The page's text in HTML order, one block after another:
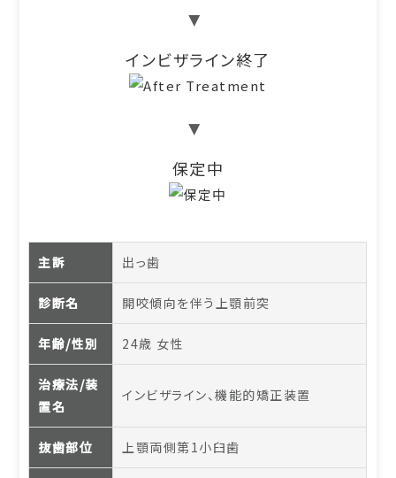
▸
インビザライン終了
▸
保定中
主訴 出っ歯
診断名 開咬傾向を伴う上顎前突
年齢/性別 24歳 女性
治療法/装
置名
インビザライン、機能的矯正装置
抜歯部位 上顎両側第1小臼歯